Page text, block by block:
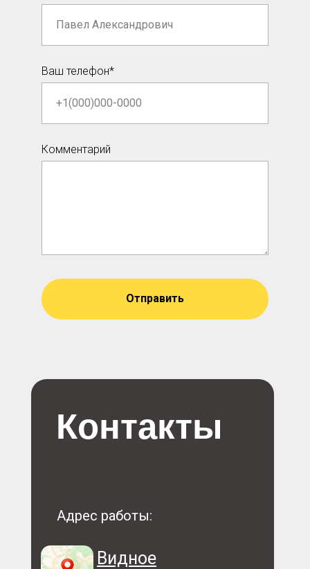
Ваш телефон*
Комментарий
Отправить
Контакты
Видное
Адрес работы: